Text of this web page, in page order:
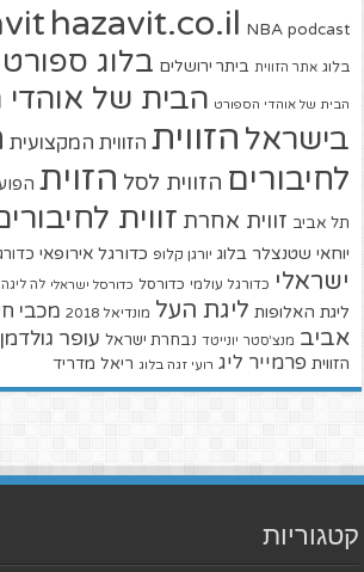
hazavit.co.il NBA podcast
בלוג אתר הזווית ביתר ירושלים בלוג ספורט
הבית של אוהדי הספורט הבית של
בישראל הזווית הזווית המקצועית
לחיבורים הזווית לסל הזוית
תל אביב זווית אחרת זווית
יוחאי שטנצלר בלוג יורגן קלופ כדורגל אירופאי
ישראלי כדורגל עולמי כדורסל כדורסל ישראלי לה ליגה
ליגת האלופות ליגת העל מונדיאל 2018 מכבי
אביב מנצ'סטר יונייטד נבחרת ישראל עופר
הזווית פרמייר ליג רועי זגה בלוג ריאל מדריד
קטגוריות